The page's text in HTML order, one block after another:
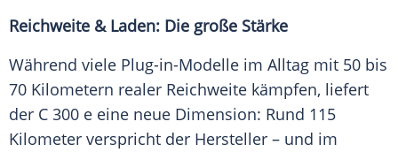
Reichweite & Laden: Die große Stärke
Während viele Plug-in-Modelle im Alltag mit 50 bis
70 Kilometern realer Reichweite kämpfen, liefert
der C 300 e eine neue Dimension: Rund 115
Kilometer verspricht der Hersteller – und im